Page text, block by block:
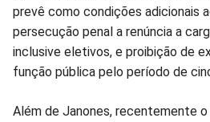
prevê como condições adicionais
persecução penal a renúncia a
inclusive eletivos, e proibição de
função pública pelo período de
Além de Janones, recentemente